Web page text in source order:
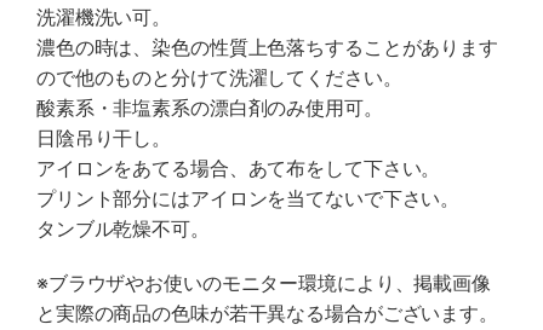
洗濯機洗い可。
濃色の時は、染色の性質上色落ちすることがあります
ので他のものと分けて洗濯してください。
酸素系・非塩素系の漂白剤のみ使用可。
日陰吊り干し。
アイロンをあてる場合、あて布をして下さい。
プリント部分にはアイロンを当てないで下さい。
タンブル乾燥不可。
※ブラウザやお使いのモニター環境により、掲載画像
と実際の商品の色味が若干異なる場合がございます。